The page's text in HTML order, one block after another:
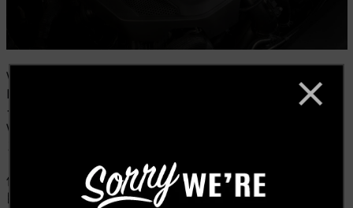
VR35DDTTは、日産が誇る高性能エンジンであり、GT-
Rに搭載されるVR38DETTと同じ系譜に属する「VRシリ
ーズ」のひとつ。
V型6気筒・60°バンクのコンパクトなレイアウトにツイ
ンターボを組み合わせ、最大516lb-ftものトルクを発生
低回転域から力強いトルクを生み出すことで、QX80の
巨体を余裕で加速。